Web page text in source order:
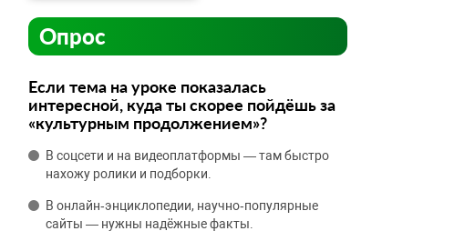
Опрос
Если тема на уроке показалась
интересной, куда ты скорее пойдёшь за
«культурным продолжением»?
В соцсети и на видеоплатформы — там быстро
нахожу ролики и подборки.
В онлайн‑энциклопедии, научно‑популярные
сайты — нужны надёжные факты.